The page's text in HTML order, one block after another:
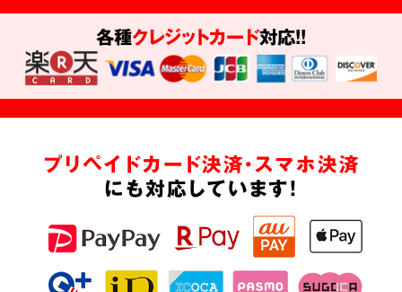
各種クレジットカード対応!!
プリペイドカード決済・スマホ決済
にも対応しています!